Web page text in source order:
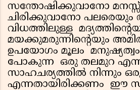
സന്തോഷിക്കുവാനോ
ചിരിക്കുവാനോ പലരെയും
വിധത്തിലുള്ള
മയക്കുമരുന്നിന്റെയും
ഉപയോഗം മൂലം മനുഷ്യത്വം
പോകുന്ന ഒരു തലമുറ എന്ന
സാഹചര്യത്തിൽ നിന്നും
എന്നതായിരിക്കണം ഈ